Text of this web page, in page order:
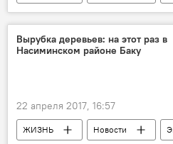
Подарки
Гифт-менеджер
Азербайджан
Вырубка деревьев: на этот раз в
Насиминском районе Баку
22 апреля 2017, 16:57
ЖИЗНЬ Новости